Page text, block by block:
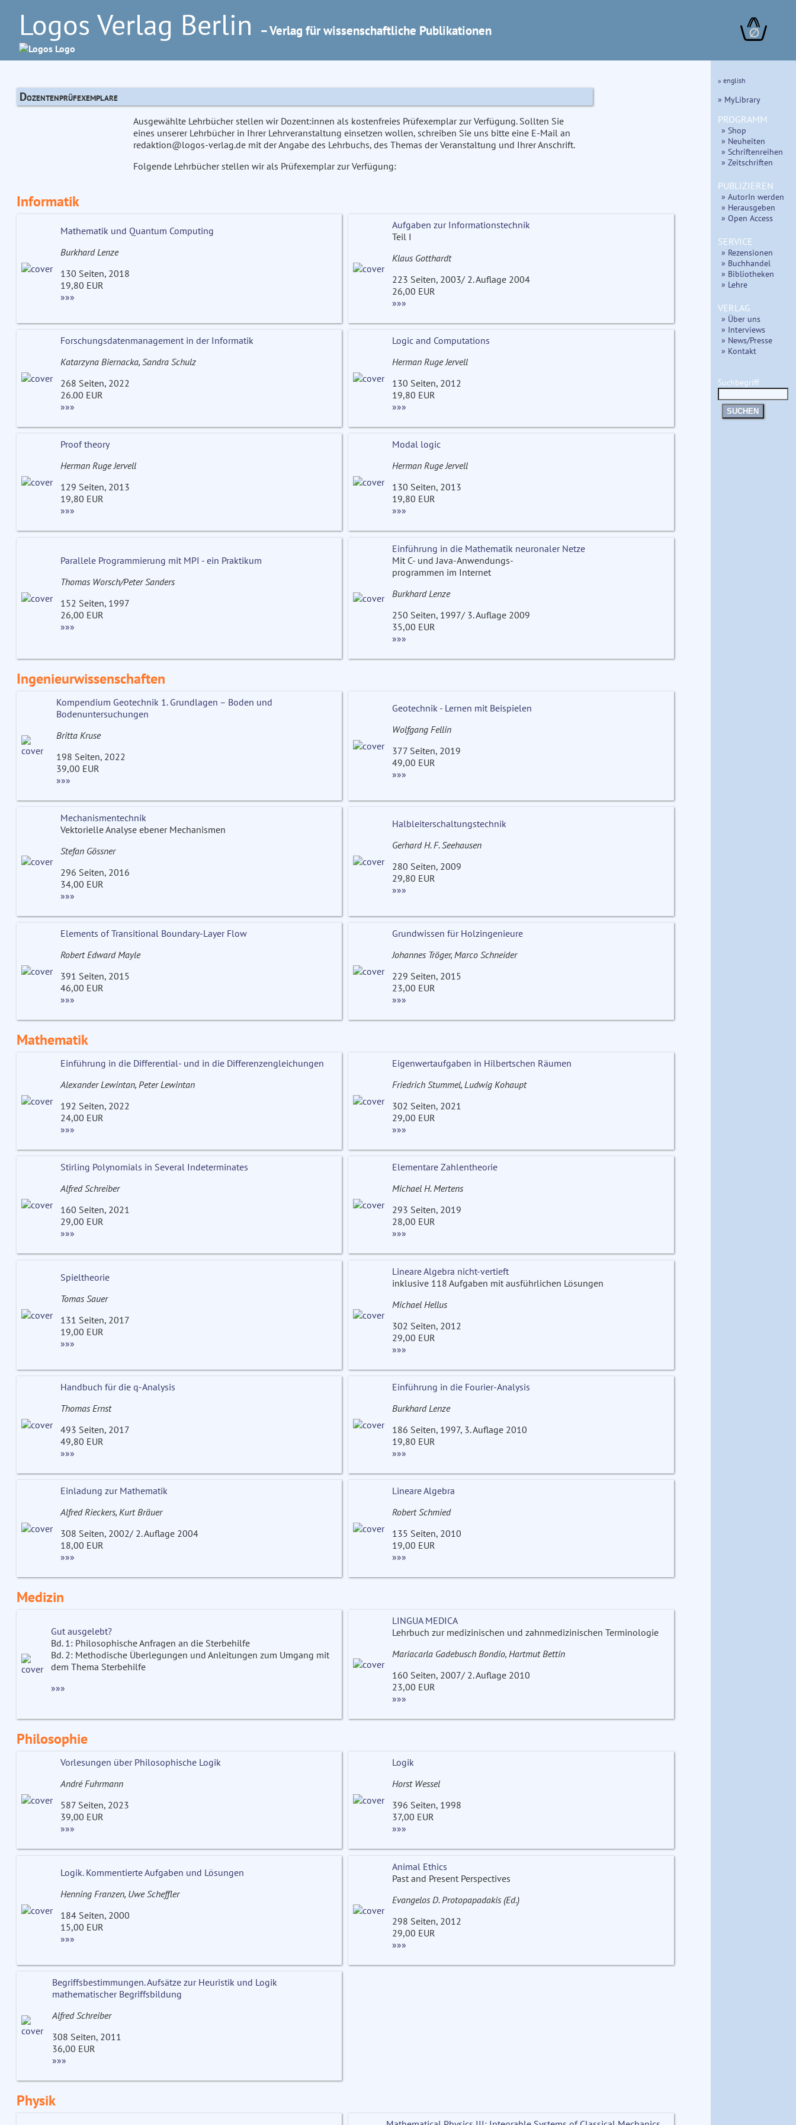
Logos Verlag Berlin – Verlag für wissenschaftliche Publikationen ∅
Dozentenprüfexemplare
Ausgewählte Lehrbücher stellen wir Dozent:innen als kostenfreies Prüfexemplar zur Verfügung. Sollten Sie
eines unserer Lehrbücher in Ihrer Lehrveranstaltung einsetzen wollen, schreiben Sie uns bitte eine E-Mail an
redaktion@logos-verlag.de mit der Angabe des Lehrbuchs, des Themas der Veranstaltung und Ihrer Anschrift.
Folgende Lehrbücher stellen wir als Prüfexemplar zur Verfügung:
Informatik
Mathematik und Quantum Computing
Burkhard Lenze
130 Seiten, 2018
19,80 EUR
»»»
Aufgaben zur Informationstechnik
Teil I
Klaus Gotthardt
223 Seiten, 2003/ 2. Auflage 2004
26,00 EUR
»»»
Forschungsdatenmanagement in der Informatik
Katarzyna Biernacka, Sandra Schulz
268 Seiten, 2022
26.00 EUR
»»»
Logic and Computations
Herman Ruge Jervell
130 Seiten, 2012
19,80 EUR
»»»
Proof theory
Herman Ruge Jervell
129 Seiten, 2013
19,80 EUR
»»»
Modal logic
Herman Ruge Jervell
130 Seiten, 2013
19,80 EUR
»»»
Parallele Programmierung mit MPI - ein Praktikum
Thomas Worsch/Peter Sanders
152 Seiten, 1997
26,00 EUR
»»»
Einführung in die Mathematik neuronaler Netze
Mit C- und Java-Anwendungs-
programmen im Internet
Burkhard Lenze
250 Seiten, 1997/ 3. Auflage 2009
35,00 EUR
»»»
Ingenieurwissenschaften
Kompendium Geotechnik 1. Grundlagen – Boden und
Bodenuntersuchungen
Britta Kruse
198 Seiten, 2022
39,00 EUR
»»»
Geotechnik - Lernen mit Beispielen
Wolfgang Fellin
377 Seiten, 2019
49,00 EUR
»»»
Mechanismentechnik
Vektorielle Analyse ebener Mechanismen
Stefan Gössner
296 Seiten, 2016
34,00 EUR
»»»
Halbleiterschaltungstechnik
Gerhard H. F. Seehausen
280 Seiten, 2009
29,80 EUR
»»»
Elements of Transitional Boundary-Layer Flow
Robert Edward Mayle
391 Seiten, 2015
46,00 EUR
»»»
Grundwissen für Holzingenieure
Johannes Tröger, Marco Schneider
229 Seiten, 2015
23,00 EUR
»»»
Mathematik
Einführung in die Differential- und in die Differenzengleichungen
Alexander Lewintan, Peter Lewintan
192 Seiten, 2022
24,00 EUR
»»»
Eigenwertaufgaben in Hilbertschen Räumen
Friedrich Stummel, Ludwig Kohaupt
302 Seiten, 2021
29,00 EUR
»»»
Stirling Polynomials in Several Indeterminates
Alfred Schreiber
160 Seiten, 2021
29,00 EUR
»»»
Elementare Zahlentheorie
Michael H. Mertens
293 Seiten, 2019
28,00 EUR
»»»
Spieltheorie
Tomas Sauer
131 Seiten, 2017
19,00 EUR
»»»
Lineare Algebra nicht-vertieft
inklusive 118 Aufgaben mit ausführlichen Lösungen
Michael Hellus
302 Seiten, 2012
29,00 EUR
»»»
Handbuch für die q-Analysis
Thomas Ernst
493 Seiten, 2017
49,80 EUR
»»»
Einführung in die Fourier-Analysis
Burkhard Lenze
186 Seiten, 1997, 3. Auflage 2010
19,80 EUR
»»»
Einladung zur Mathematik
Alfred Rieckers, Kurt Bräuer
308 Seiten, 2002/ 2. Auflage 2004
18,00 EUR
»»»
Lineare Algebra
Robert Schmied
135 Seiten, 2010
19,00 EUR
»»»
Medizin
Gut ausgelebt?
Bd. 1: Philosophische Anfragen an die Sterbehilfe
Bd. 2: Methodische Überlegungen und Anleitungen zum Umgang mit
dem Thema Sterbehilfe
»»»
LINGUA MEDICA
Lehrbuch zur medizinischen und zahnmedizinischen Terminologie
Mariacarla Gadebusch Bondio, Hartmut Bettin
160 Seiten, 2007/ 2. Auflage 2010
23,00 EUR
»»»
Philosophie
Vorlesungen über Philosophische Logik
André Fuhrmann
587 Seiten, 2023
39,00 EUR
»»»
Logik
Horst Wessel
396 Seiten, 1998
37,00 EUR
»»»
Logik. Kommentierte Aufgaben und Lösungen
Henning Franzen, Uwe Scheffler
184 Seiten, 2000
15,00 EUR
»»»
Animal Ethics
Past and Present Perspectives
Evangelos D. Protopapadakis (Ed.)
298 Seiten, 2012
29,00 EUR
»»»
Begriffsbestimmungen. Aufsätze zur Heuristik und Logik
mathematischer Begriffsbildung
Alfred Schreiber
308 Seiten, 2011
36,00 EUR
»»»
Physik
» english
» MyLibrary
PROGRAMM
» Shop
» Neuheiten
» Schriftenreihen
» Zeitschriften
PUBLIZIEREN
» AutorIn werden
» Herausgeben
» Open Access
SERVICE
» Rezensionen
» Buchhandel
» Bibliotheken
» Lehre
VERLAG
» Über uns
» Interviews
» News/Presse
» Kontakt
Suchbegriff
SUCHEN